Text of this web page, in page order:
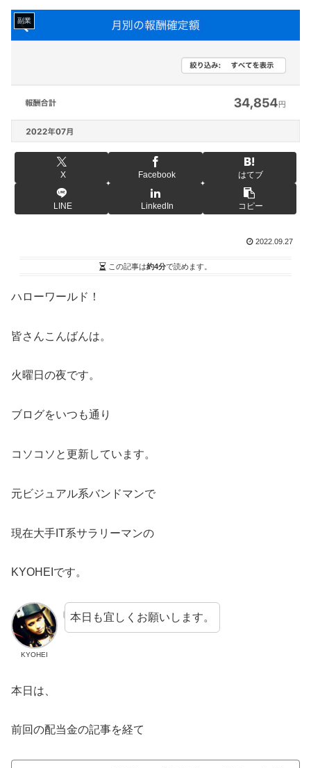
副業
X Facebook はてブ
LINE LinkedIn コピー
2022.09.27
この記事は約4分で読めます。
ハローワールド！
皆さんこんばんは。
火曜日の夜です。
ブログをいつも通り
コソコソと更新しています。
元ビジュアル系バンドマンで
現在大手IT系サラリーマンの
KYOHEIです。
KYOHEI
本日も宜しくお願いします。
本日は、
前回の配当金の記事を経て